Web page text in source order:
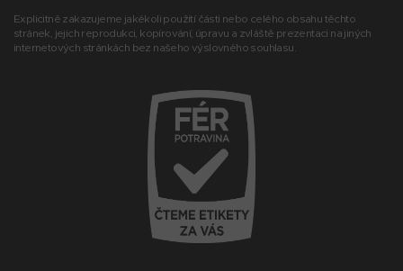
Explicitně zakazujeme jakékoli použití části nebo celého obsahu těchto
stránek, jejich reprodukci, kopírování, úpravu a zvláště prezentaci na jiných
internetových stránkách bez našeho výslovného souhlasu.